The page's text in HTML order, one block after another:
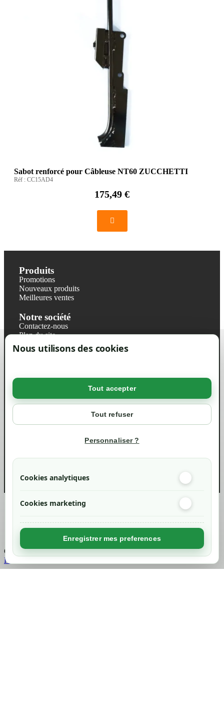
Nous utilisons des cookies
Tout accepter
Tout refuser
Personnaliser ?
Cookies analytiques
Cookies marketing
Enregistrer mes preferences
Sabot renforcé pour Câbleuse NT60 ZUCCHETTI
Réf : CC15AD4
175,49 €
Produits
Promotions
Nouveaux produits
Meilleures ventes
Notre société
Contactez-nous
Plan du site
Magasin
Mentions légales
Politique de confidentialité RGPD
Votre compte
info@green-tech-shop.com
Created byNageoconcept
Chargement...
Retour en haut